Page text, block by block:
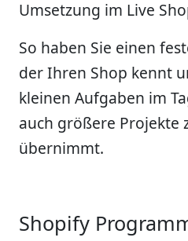
Umsetzung im Live
So haben Sie einen
der Ihren Shop kennt
kleinen Aufgaben im
auch größere Projekte
übernimmt.
Shopify